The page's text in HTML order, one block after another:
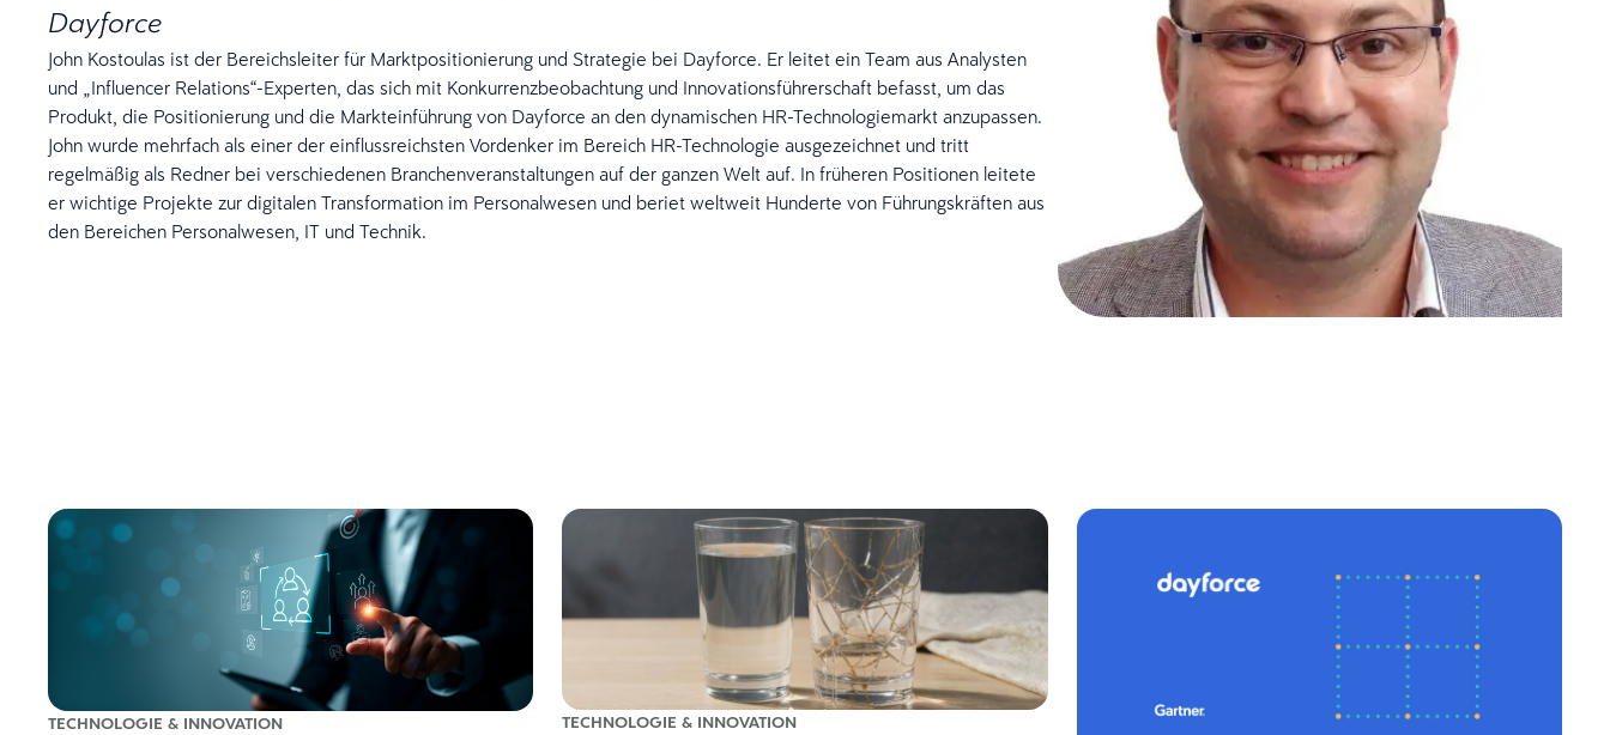
Dayforce
John Kostoulas ist der Bereichsleiter für Marktpositionierung und Strategie bei Dayforce. Er leitet ein Team aus Analysten
und „Influencer Relations“-Experten, das sich mit Konkurrenzbeobachtung und Innovationsführerschaft befasst, um das
Produkt, die Positionierung und die Markteinführung von Dayforce an den dynamischen HR-Technologiemarkt anzupassen.
John wurde mehrfach als einer der einflussreichsten Vordenker im Bereich HR-Technologie ausgezeichnet und tritt
regelmäßig als Redner bei verschiedenen Branchenveranstaltungen auf der ganzen Welt auf. In früheren Positionen leitete
er wichtige Projekte zur digitalen Transformation im Personalwesen und beriet weltweit Hunderte von Führungskräften aus
den Bereichen Personalwesen, IT und Technik.
TECHNOLOGIE & INNOVATION TECHNOLOGIE & INNOVATION